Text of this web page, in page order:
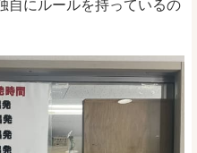
自にルールを持っているの